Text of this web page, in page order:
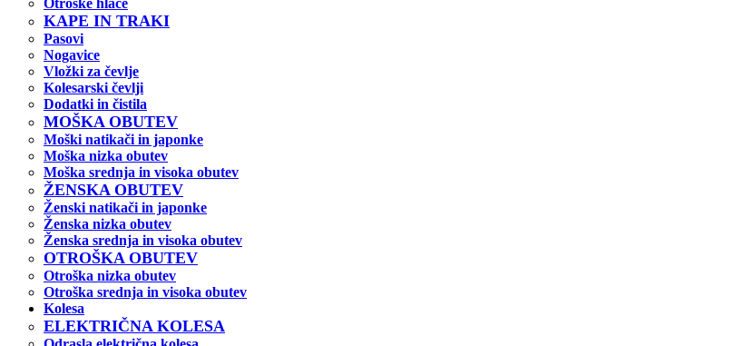
KAPE IN TRAKI
Pasovi
Nogavice
Vložki za čevlje
Kolesarski čevlji
Dodatki in čistila
MOŠKA OBUTEV
Moški natikači in japonke
Moška nizka obutev
Moška srednja in visoka obutev
ŽENSKA OBUTEV
Ženski natikači in japonke
Ženska nizka obutev
Ženska srednja in visoka obutev
OTROŠKA OBUTEV
Otroška nizka obutev
Otroška srednja in visoka obutev
Kolesa
ELEKTRIČNA KOLESA